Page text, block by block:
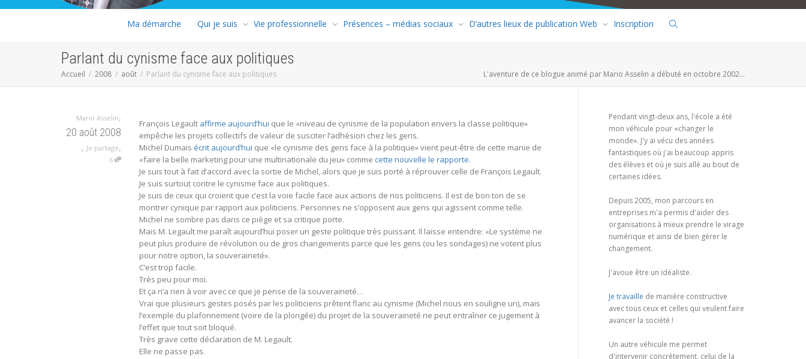
Ma démarche Qui je suis Vie professionnelle Présences – médias sociaux D’autres lieux de publication Web Inscription
Parlant du cynisme face aux politiques
Accueil 2008 août Parlant du cynisme face aux politiques L'aventure de ce blogue animé par Mario Asselin a débuté en octobre 2002...
Mario Asselin,
20 août 2008
, Je partage,
6
François Legault affirme aujourd’hui que le «niveau de cynisme de la population envers la classe politique»
empêche les projets collectifs de valeur de susciter l’adhésion chez les gens.
Michel Dumais écrit aujourd’hui que «le cynisme des gens face à la politique» vient peut-être de cette manie de
«faire la belle marketing pour une multinationale du jeu» comme cette nouvelle le rapporte.
Je suis tout à fait d’accord avec la sortie de Michel, alors que je suis porté à réprouver celle de François Legault.
Je suis surtout contre le cynisme face aux politiques.
Je suis de ceux qui croient que c’est la voie facile face aux actions de nos politiciens. Il est de bon ton de se
montrer cynique par rapport aux politiciens. Personnes ne s’opposent aux gens qui agissent comme telle.
Michel ne sombre pas dans ce piège et sa critique porte.
Mais M. Legault me paraît aujourd’hui poser un geste politique très puissant. Il laisse entendre: «Le système ne
peut plus produire de révolution ou de gros changements parce que les gens (ou les sondages) ne votent plus
pour notre option, la souveraineté».
C’est trop facile.
Très peu pour moi.
Et ça n’a rien à voir avec ce que je pense de la souveraineté…
Vrai que plusieurs gestes posés par les politiciens prêtent flanc au cynisme (Michel nous en souligne un), mais
l’exemple du plafonnement (voire de la plongée) du projet de la souveraineté ne peut entraîner ce jugement à
l’effet que tout soit bloqué.
Très grave cette déclaration de M. Legault.
Elle ne passe pas.
Pendant vingt-deux ans, l'école a été
mon véhicule pour «changer le
monde». J'y ai vécu des années
fantastiques où j'ai beaucoup appris
des élèves et où je suis allé au bout de
certaines idées.
Depuis 2005, mon parcours en
entreprises m'a permis d'aider des
organisations à mieux prendre le virage
numérique et ainsi de bien gérer le
changement.
J'avoue être un idéaliste.
Je travaille de manière constructive
avec tous ceux et celles qui veulent faire
avancer la société !
Un autre véhicule me permet
d'intervenir concrètement, celui de la